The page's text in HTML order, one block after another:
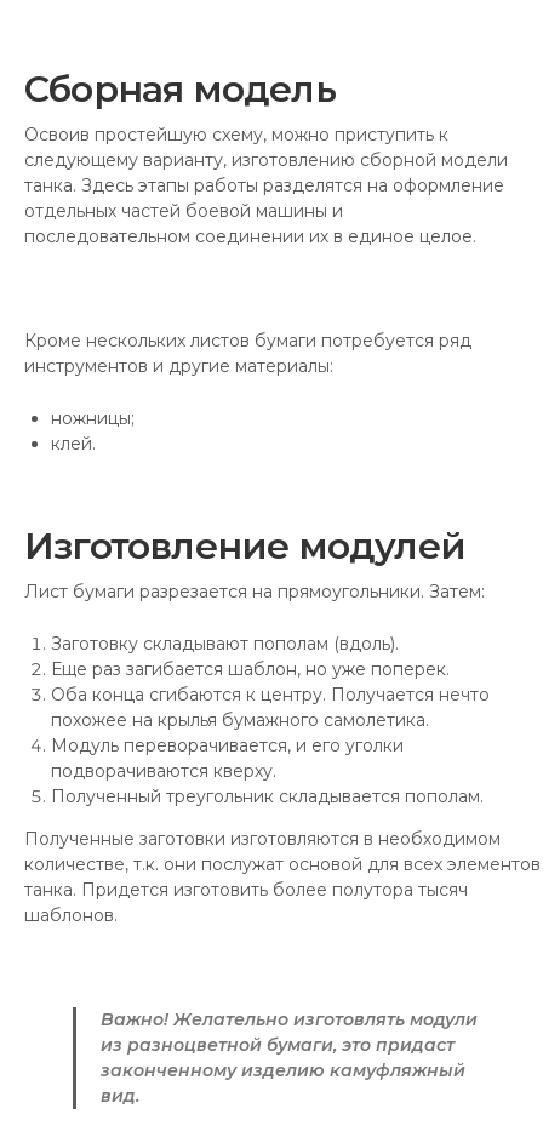
Сборная модель
Освоив простейшую схему, можно приступить к
следующему варианту, изготовлению сборной модели
танка. Здесь этапы работы разделятся на оформление
отдельных частей боевой машины и
последовательном соединении их в единое целое.
Кроме нескольких листов бумаги потребуется ряд
инструментов и другие материалы:
ножницы;
клей.
Изготовление модулей
Лист бумаги разрезается на прямоугольники. Затем:
Заготовку складывают пополам (вдоль).
Еще раз загибается шаблон, но уже поперек.
Оба конца сгибаются к центру. Получается нечто
похожее на крылья бумажного самолетика.
Модуль переворачивается, и его уголки
подворачиваются кверху.
Полученный треугольник складывается пополам.
Полученные заготовки изготовляются в необходимом
количестве, т.к. они послужат основой для всех элементов
танка. Придется изготовить более полутора тысяч
шаблонов.
Важно!Желательно изготовлять модули
из разноцветной бумаги, это придаст
законченному изделию камуфляжный
вид.